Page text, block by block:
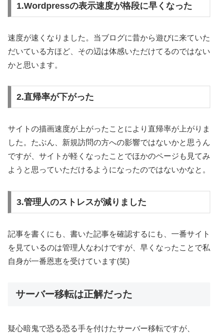
1.Wordpressの表示速度が格段に早くなった
速度が速くなりました。当ブログに昔から遊びに来ていた
だいている方ほど、その辺は体感いただけてるのではない
かと思います。
2.直帰率が下がった
サイトの描画速度が上がったことにより直帰率が上がりま
した。たぶん、新規訪問の方への影響ではないかと思うん
ですが、サイトが軽くなったことでほかのページも見てみ
ようと思っていただけるようになったのではないかなと。
3.管理人のストレスが減りました
記事を書くにも、書いた記事を確認するにも、一番サイト
を見ているのは管理人なわけですが、早くなったことで私
自身が一番恩恵を受けています(笑)
サーバー移転は正解だった
疑心暗鬼で恐る恐る手を付けたサーバー移転ですが、